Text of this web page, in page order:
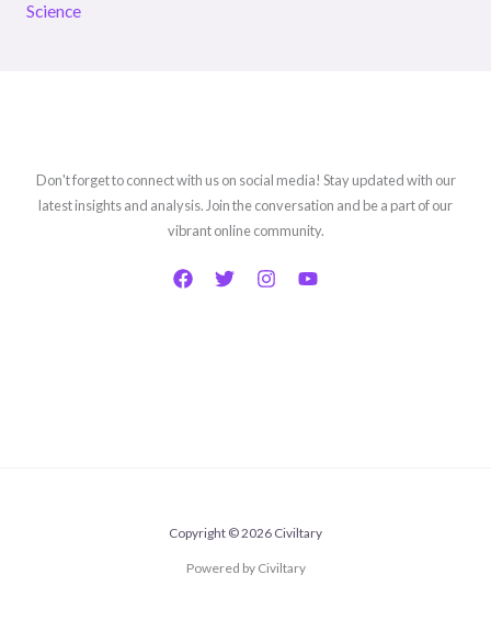
Science
Don't forget to connect with us on social media! Stay updated with our
latest insights and analysis. Join the conversation and be a part of our
vibrant online community.
Copyright © 2026 Civiltary
Powered by Civiltary